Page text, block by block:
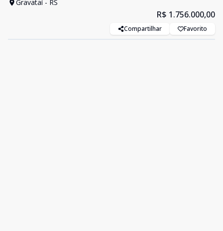
Gravataí - RS
R$ 1.756.000,00
Compartilhar Favorito